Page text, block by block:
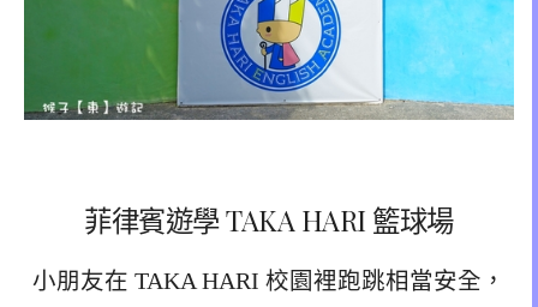
菲律賓遊學 TAKA HARI 籃球場
小朋友在 TAKA HARI 校園裡跑跳相當安全，